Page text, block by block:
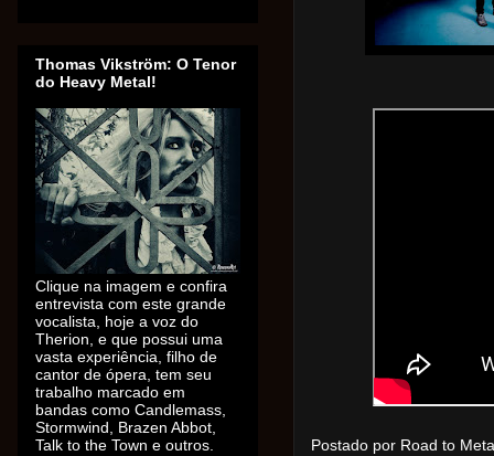
Postado por Road to
Thomas Vikström: O Tenor
do Heavy Metal!
Clique na imagem e confira
entrevista com este grande
vocalista, hoje a voz do
Therion, e que possui uma
vasta experiência, filho de
cantor de ópera, tem seu
trabalho marcado em
bandas como Candlemass,
Stormwind, Brazen Abbot,
Talk to the Town e outros.